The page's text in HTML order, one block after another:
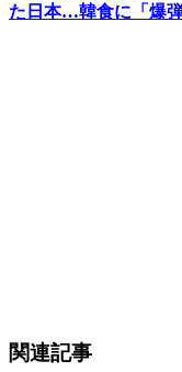
た日本…韓食に「爆
関連記事